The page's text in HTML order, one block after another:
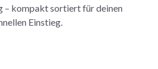
kompakt sortiert für deinen
Einstieg.